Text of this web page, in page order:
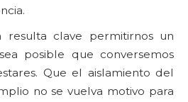
resulta clave permitirnos un
posible que conversemos
Que el aislamiento del
no se vuelva motivo para